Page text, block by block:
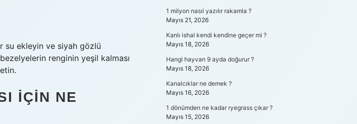
su ekleyin ve siyah gözlü
renginin yeşil kalması
IÇIN NE
1 milyon nasıl yazılır rakamla ?
Mayıs 21, 2026
Kanlı ishal kendi kendine geçer mi ?
Mayıs 18, 2026
Hangi hayvan 9 ayda doğurur ?
Mayıs 18, 2026
Kanalcıklar ne demek ?
Mayıs 16, 2026
1 dönümden ne kadar ryegrass çıkar ?
Mayıs 15, 2026